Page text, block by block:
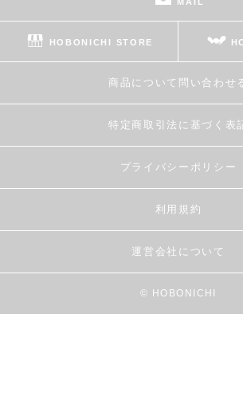
HOBONICHI STORE
商品について問い合わせ
特定商取引法に基づく表
プライバシーポリシー
利用規約
運営会社について
© HOBONICHI